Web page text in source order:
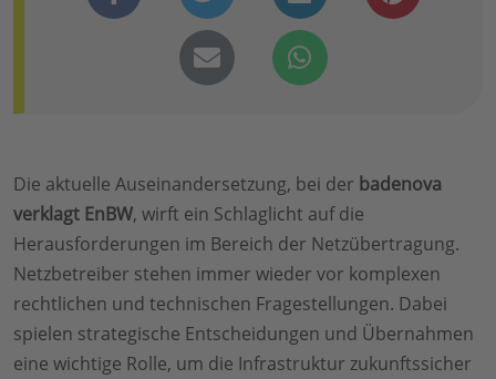
Die aktuelle Auseinandersetzung, bei der badenova
verklagt EnBW, wirft ein Schlaglicht auf die
Herausforderungen im Bereich der Netzübertragung.
Netzbetreiber stehen immer wieder vor komplexen
rechtlichen und technischen Fragestellungen. Dabei
spielen strategische Entscheidungen und Übernahmen
eine wichtige Rolle, um die Infrastruktur zukunftssicher